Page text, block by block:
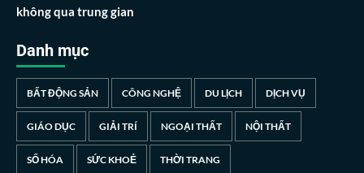
không qua trung gian
Danh mục
BẤT ĐỘNG SẢN CÔNG NGHỆ DU LỊCH DỊCH VỤ
GIÁO DỤC GIẢI TRÍ NGOẠI THẤT NỘI THẤT
SỐ HÓA SỨC KHOẺ THỜI TRANG